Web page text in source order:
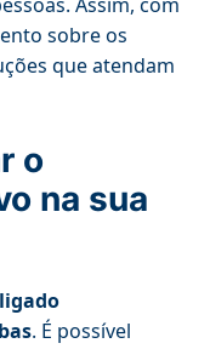
sobre os
que atendam
o
na sua
. É possível